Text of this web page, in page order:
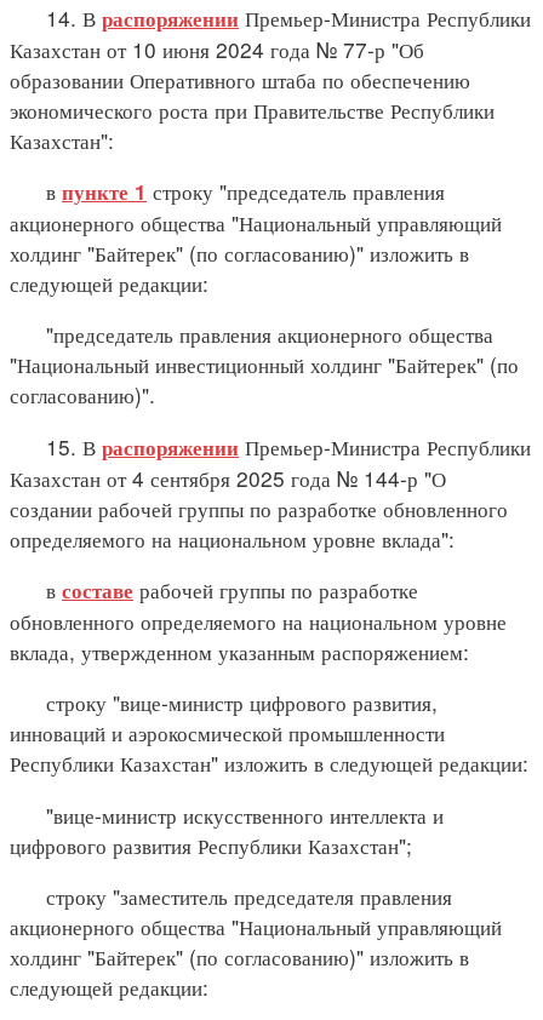
14. В распоряжении Премьер-Министра Республики
Казахстан от 10 июня 2024 года № 77-р "Об
образовании Оперативного штаба по обеспечению
экономического роста при Правительстве Республики
Казахстан":
в пункте 1 строку "председатель правления
акционерного общества "Национальный управляющий
холдинг "Байтерек" (по согласованию)" изложить в
следующей редакции:
"председатель правления акционерного общества
"Национальный инвестиционный холдинг "Байтерек" (по
согласованию)".
15. В распоряжении Премьер-Министра Республики
Казахстан от 4 сентября 2025 года № 144-р "О
создании рабочей группы по разработке обновленного
определяемого на национальном уровне вклада":
в составе рабочей группы по разработке
обновленного определяемого на национальном уровне
вклада, утвержденном указанным распоряжением:
строку "вице-министр цифрового развития,
инноваций и аэрокосмической промышленности
Республики Казахстан" изложить в следующей редакции:
"вице-министр искусственного интеллекта и
цифрового развития Республики Казахстан";
строку "заместитель председателя правления
акционерного общества "Национальный управляющий
холдинг "Байтерек" (по согласованию)" изложить в
следующей редакции: